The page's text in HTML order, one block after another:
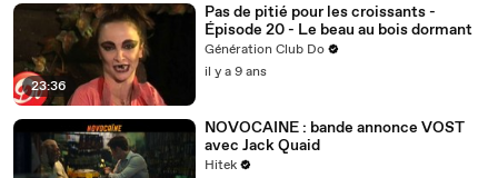
23:36
Pas de pitié pour les croissants -
Épisode 20 - Le beau au bois dormant
Génération Club Do
il y a 9 ans
NOVOCAINE : bande annonce VOST
avec Jack Quaid
Hitek